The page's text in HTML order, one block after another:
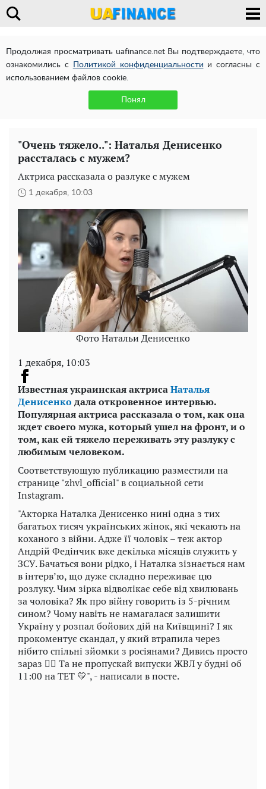
Продолжая просматривать uafinance.net Вы подтверждаете, что
ознакомились с
Политикой конфиденциальности и согласны с
использованием файлов cookie.
Понял
"Очень тяжело..": Наталья Денисенко
рассталась с мужем?
Актриса рассказала о разлуке с мужем
1 декабря, 10:03
Фото Натальи Денисенко
1 декабря, 10:03
Известная украинская актрисаНаталья
Денисенко дала откровенное интервью.
Популярная актриса рассказала о том, как она
ждет своего мужа, который ушел на фронт, и о
том, как ей тяжело переживать эту разлуку с
любимым человеком.
Соответствующую публикацию разместили на
странице "zhvl_official" в социальной сети
Instagram.
"Акторка Наталка Денисенко нині одна з тих
багатьох тисяч українських жінок, які чекають на
коханого з війни. Адже її чоловік – теж актор
Андрій Федінчик вже декілька місяців служить у
ЗСУ. Бачаться вони рідко, і Наталка зізнається нам
в інтерв’ю, що дуже складно переживає цю
розлуку. Чим зірка відволікає себе від хвилювань
за чоловіка? Як про війну говорить із 5-річним
сином? Чому навіть не намагалася залишити
Україну у розпал бойових дій на Київщині? І як
прокоментує скандал, у який втрапила через
нібито спільні зйомки з росіянами? Дивись просто
зараз 👆🏻 Та не пропускай випуски ЖВЛ у будні об
11:00 на ТЕТ 💛", - написали в посте.